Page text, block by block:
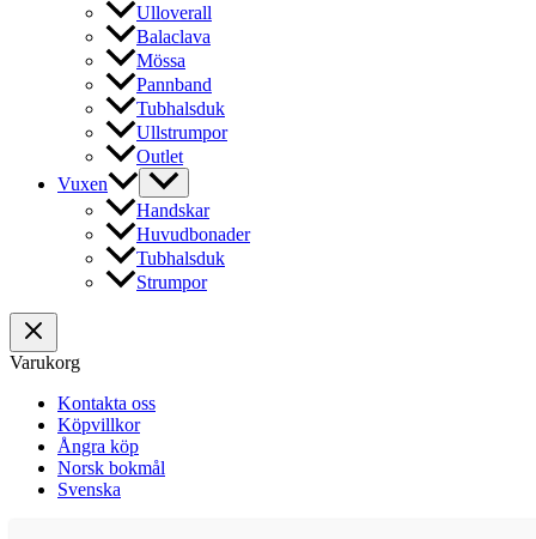
Ulloverall
Balaclava
Mössa
Pannband
Tubhalsduk
Ullstrumpor
Outlet
Vuxen
Handskar
Huvudbonader
Tubhalsduk
Strumpor
Varukorg
Kontakta oss
Köpvillkor
Ångra köp
Norsk bokmål
Svenska